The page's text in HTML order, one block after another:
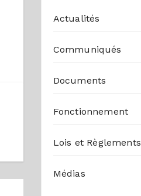
Actualités
Communiqués
Documents
Fonctionnement
Lois et Règlements
Médias